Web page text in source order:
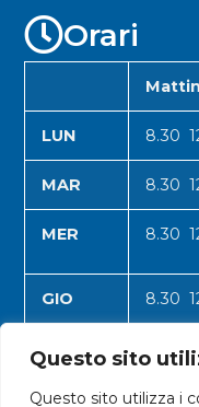
Questo sito
Questo sito utilizza i
Orari
LUN 8.30
MAR 8.30
MER 8.30
GIO 8.30
VEN 8.30